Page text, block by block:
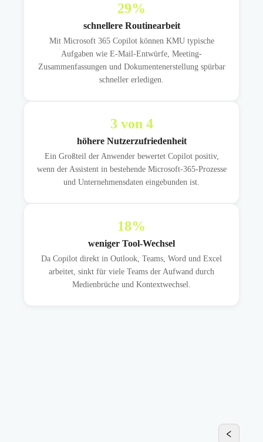
29%
schnellere Routinearbeit
Mit Microsoft 365 Copilot können KMU typische
Aufgaben wie E-Mail-Entwürfe, Meeting-
Zusammenfassungen und Dokumentenerstellung spürbar
schneller erledigen.
3von 4
höhere Nutzerzufriedenheit
Ein Großteil der Anwender bewertet Copilot positiv,
wenn der Assistent in bestehende Microsoft-365-Prozesse
und Unternehmensdaten eingebunden ist.
18%
weniger Tool-Wechsel
Da Copilot direkt in Outlook, Teams, Word und Excel
arbeitet, sinkt für viele Teams der Aufwand durch
Medienbrüche und Kontextwechsel.